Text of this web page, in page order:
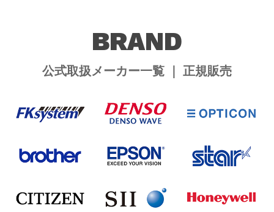
BRAND
公式取扱メーカー一覧 ｜ 正規販売